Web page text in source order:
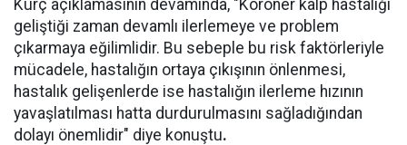
Kurç açıklamasının devamında, "Koroner kalp hastalığı
geliştiği zaman devamlı ilerlemeye ve problem
çıkarmaya eğilimlidir. Bu sebeple bu risk faktörleriyle
mücadele, hastalığın ortaya çıkışının önlenmesi,
hastalık gelişenlerde ise hastalığın ilerleme hızının
yavaşlatılması hatta durdurulmasını sağladığından
dolayı önemlidir" diye konuştu.